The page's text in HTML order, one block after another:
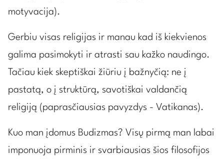
motyvacija).
Gerbiu visas religijas ir manau kad iš kiekvienos
galima pasimokyti ir atrasti sau kažko naudingo.
Tačiau kiek skeptiškai žiūriu į bažnyčią: ne į
pastatą, o į struktūrą, savotiškai valdančią
religiją (paprasčiausias pavyzdys - Vatikanas).
Kuo man įdomus Budizmas? Visų pirmą man labai
imponuoja pirminis ir svarbiausias šios filosofijos